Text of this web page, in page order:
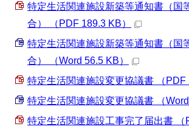
特定生活関連施設新築等通知書（国
合） （PDF 189.3 KB）
特定生活関連施設新築等通知書（国
合） （Word 56.5 KB）
特定生活関連施設変更協議書 （PDF
特定生活関連施設変更協議書 （Word
特定生活関連施設工事完了届出書 （